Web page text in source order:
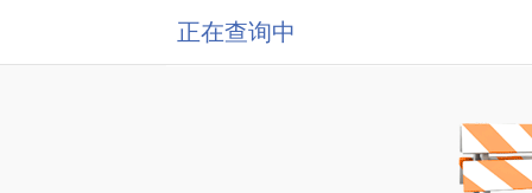
正在查询中